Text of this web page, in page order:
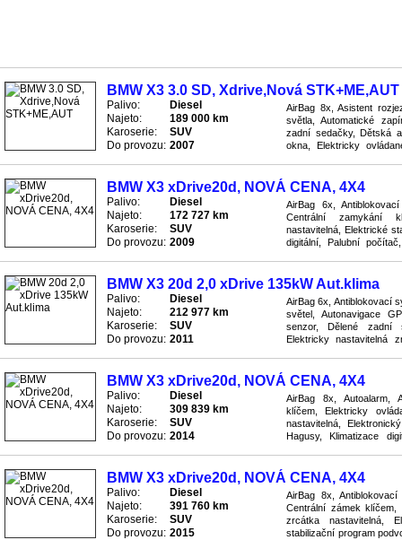
BMW X3 3.0 SD, Xdrive,Nová STK+ME,AUT
Palivo:
Diesel
Najeto:
189 000 km
Karoserie:
SUV
Do provozu: 2007
AirBag 8x, Asistent
světla, Automatické
zadní sedačky, Dětská
okna, Elektricky
BMW X3 xDrive20d, NOVÁ CENA, 4X4
Palivo:
Diesel
Najeto:
172 727 km
Karoserie:
SUV
Do provozu: 2009
AirBag 6x,
Centrální zamykání
nastavitelná, Elektrické
digitální, Palubní
BMW X3 20d 2,0 xDrive 135kW Aut.klima
Palivo:
Diesel
Najeto:
212 977 km
Karoserie:
SUV
Do provozu: 2011
AirBag 6x, Antiblokovací
světel, Autonavigace
senzor, Dělené zadní
Elektricky nastavitelná
BMW X3 xDrive20d, NOVÁ CENA, 4X4
Palivo:
Diesel
Najeto:
309 839 km
Karoserie:
SUV
Do provozu: 2014
AirBag 8x, Autoalarm,
klíčem, Elektricky
nastavitelná,
Hagusy, Klimatizace
BMW X3 xDrive20d, NOVÁ CENA, 4X4
Palivo:
Diesel
Najeto:
391 760 km
Karoserie:
SUV
Do provozu: 2015
AirBag 8x,
Centrální zámek klíčem,
zrcátka nastavitelná,
stabilizační program